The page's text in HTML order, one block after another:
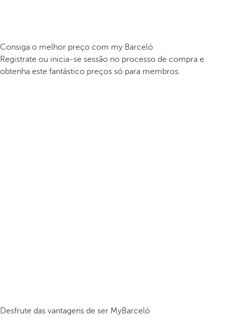
Consiga o melhor preço com my Barceló
Registrate ou inicia-se sessão no processo de compra e
obtenha este fantástico preços só para membros.
Desfrute das vantagens de ser MyBarceló